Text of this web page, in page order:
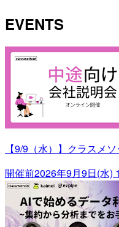
EVENTS
【9/9（水）】クラスメ
開催前2026年9月9日(水)